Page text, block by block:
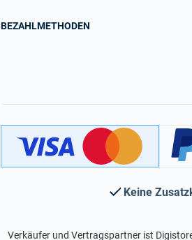
BEZAHLMETHODEN
Keine
Verkäufer und Vertragspartner ist